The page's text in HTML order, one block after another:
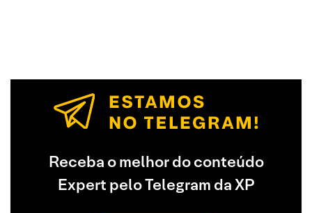
Receba o melhor do conteúdo
Expert pelo Telegram da XP